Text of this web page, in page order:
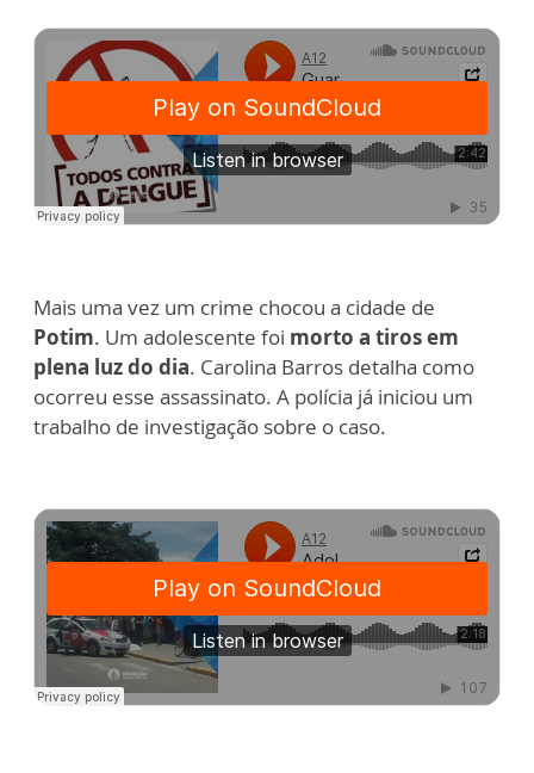
Mais uma vez um crime chocou a cidade de
Potim. Um adolescente foi morto a tiros em
plena luz do dia. Carolina Barros detalha como
ocorreu esse assassinato. A polícia já iniciou um
trabalho de investigação sobre o caso.